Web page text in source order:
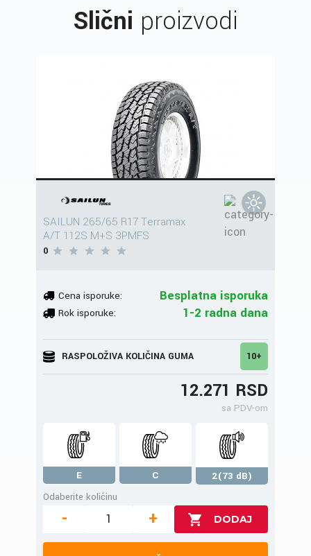
Slični proizvodi
SAILUN 265/65 R17 Terramax
A/T 112S M+S 3PMFS
0
Cena isporuke: Besplatna isporuka
Rok isporuke: 1-2 radna dana
RASPOLOŽIVA KOLIČINA GUMA 10+
12.271 RSD
sa PDV-om
E C
2(73 dB)
Odaberite količinu
- +